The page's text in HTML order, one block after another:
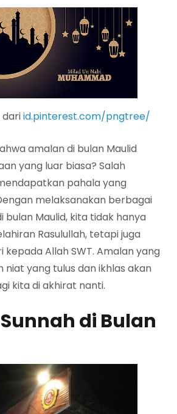
id.pinterest.com/pngtree/
amalan di bulan Maulid
yang luar biasa? Salah
pahala yang
melaksanakan berbagai
bulan Maulid, kita tidak hanya
Rasulullah, tetapi juga
Allah SWT. Amalan yang
niat yang tulus dan ikhlas akan
kita di akhirat nanti.
di Bulan